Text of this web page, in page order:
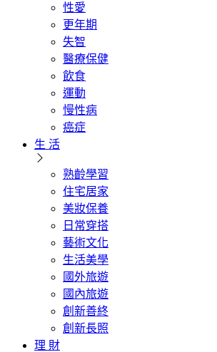
性愛
更年期
失智
醫療保健
飲食
運動
慢性病
癌症
生 活
熟齡學習
住宅居家
美妝保養
日常穿搭
藝術文化
生活美學
國外旅遊
國內旅遊
創新善終
創新長照
理 財